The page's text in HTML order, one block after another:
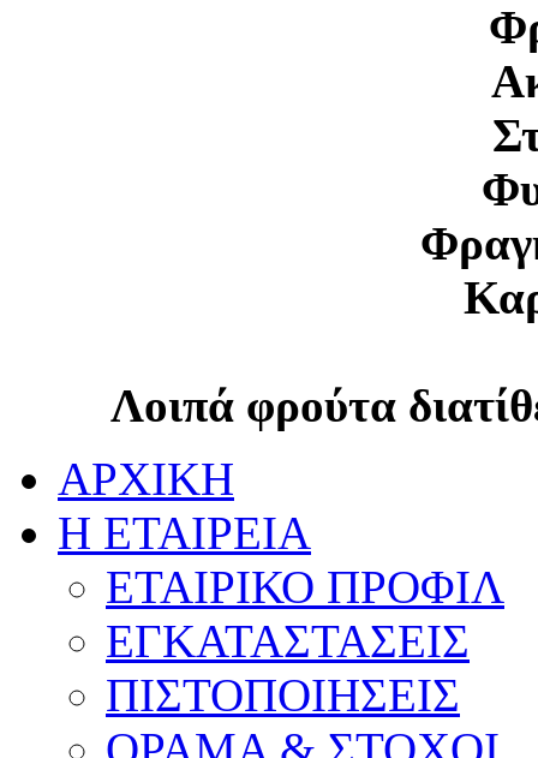
Λοιπά φρούτα
ΑΡΧΙΚΗ
Η ΕΤΑΙΡΕΙΑ
ΕΤΑΙΡΙΚΟ ΠΡΟΦΙΛ
ΕΓΚΑΤΑΣΤΑΣΕΙΣ
ΠΙΣΤΟΠΟΙΗΣΕΙΣ